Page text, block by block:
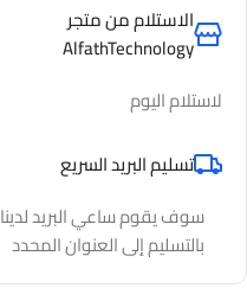
الاستلام من متجر
AlfathTechnology
لاستلام اليوم
تسليم البريد السريع
سوف يقوم ساعي البريد لدينا
بالتسليم إلى العنوان المحدد